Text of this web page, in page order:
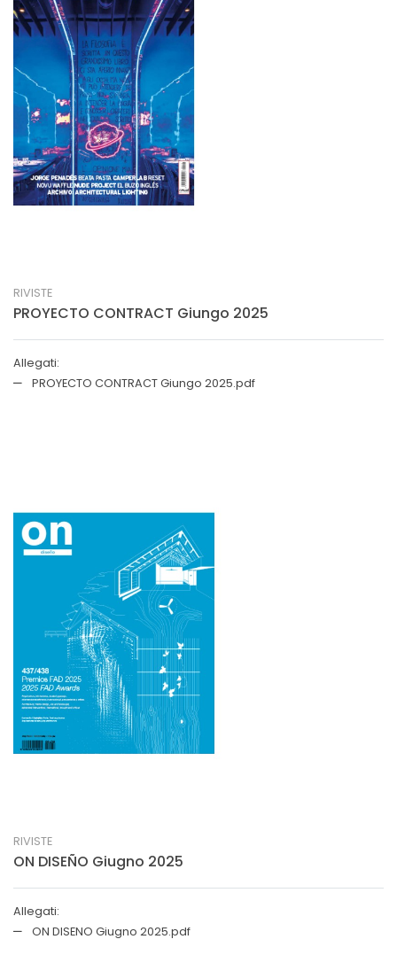
RIVISTE
PROYECTO CONTRACT Giungo 2025
Allegati:
PROYECTO CONTRACT Giungo 2025.pdf
RIVISTE
ON DISEÑO Giugno 2025
Allegati:
ON DISENO Giugno 2025.pdf